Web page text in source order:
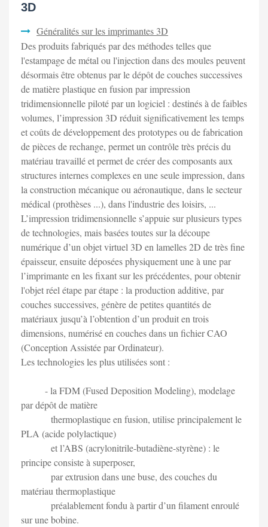
3D
Généralités sur les imprimantes 3D
Des produits fabriqués par des méthodes telles que
l'estampage de métal ou l'injection dans des moules peuvent
désormais être obtenus par le dépôt de couches successives
de matière plastique en fusion par impression
tridimensionnelle piloté par un logiciel : destinés à de faibles
volumes, l’impression 3D réduit significativement les temps
et coûts de développement des prototypes ou de fabrication
de pièces de rechange, permet un contrôle très précis du
matériau travaillé et permet de créer des composants aux
structures internes complexes en une seule impression, dans
la construction mécanique ou aéronautique, dans le secteur
médical (prothèses ...), dans l'industrie des loisirs, ...
L’impression tridimensionnelle s’appuie sur plusieurs types
de technologies, mais basées toutes sur la découpe
numérique d’un objet virtuel 3D en lamelles 2D de très fine
épaisseur, ensuite déposées physiquement une à une par
l’imprimante en les fixant sur les précédentes, pour obtenir
l'objet réel étape par étape : la production additive, par
couches successives, génère de petites quantités de
matériaux jusqu’à l’obtention d’un produit en trois
dimensions, numérisé en couches dans un fichier CAO
(Conception Assistée par Ordinateur).
Les technologies les plus utilisées sont :
- la FDM (Fused Deposition Modeling), modelage
par dépôt de matière
thermoplastique en fusion, utilise principalement le
PLA (acide polylactique)
et l’ABS (acrylonitrile-butadiène-styrène) : le
principe consiste à superposer,
par extrusion dans une buse, des couches du
matériau thermoplastique
préalablement fondu à partir d’un filament enroulé
sur une bobine.